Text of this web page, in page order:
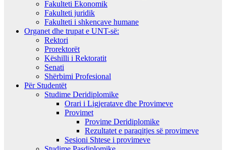
Fakulteti Ekonomik
Fakulteti juridik
Fakulteti i shkencave humane
Organet dhe trupat e UNT-së:
Rektori
Prorektorët
Këshilli i Rektoratit
Senati
Shërbimi Profesional
Për Studentët
Studime Deridiplomike
Orari i Ligjeratave dhe Provimeve
Provimet
Provime Deridiplomike
Rezultatet e paraqitjes së provimeve
Sesioni Shtese i provimeve